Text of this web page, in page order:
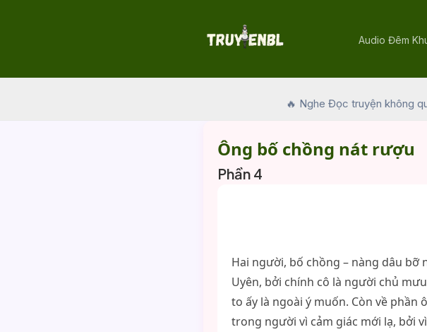
Audio Đêm
🔥 Nghe Đọc truyện không
Ông bố chồng nát rượu
Phần 4
Hai người, bố chồng – nàng dâu bỡ
Uyên, bởi chính cô là người chủ
to ấy là ngoài ý muốn. Còn về phần
trong người vì cảm giác mới lạ, bởi